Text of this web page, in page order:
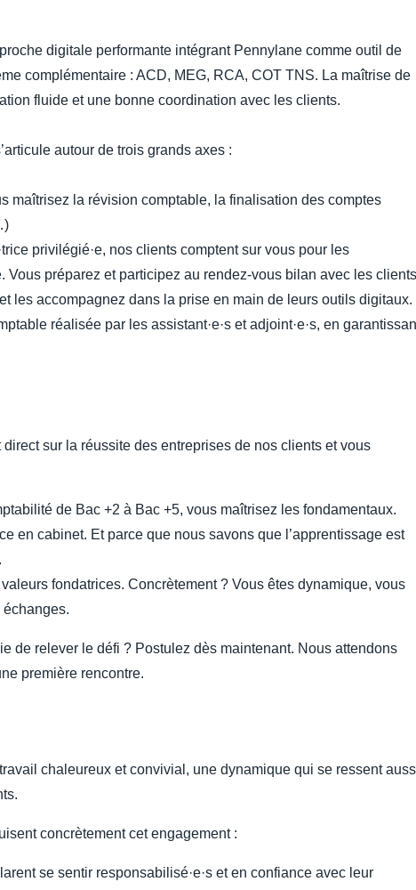
digitale performante intégrant Pennylane comme outil de
complémentaire : ACD, MEG, RCA, COT TNS. La maîtrise de
fluide et une bonne coordination avec les clients.
autour de trois grands axes :
maîtrisez la révision comptable, la finalisation des comptes
privilégié·e, nos clients comptent sur vous pour les
préparez et participez au rendez-vous bilan avec les
les accompagnez dans la prise en main de leurs outils digitaux.
réalisée par les assistant·e·s et adjoint·e·s, en
sur la réussite des entreprises de nos clients et vous
de Bac +2 à Bac +5, vous maîtrisez les fondamentaux.
en cabinet. Et parce que nous savons que l’apprentissage est
fondatrices. Concrètement ? Vous êtes dynamique, vous
de relever le défi ? Postulez dès maintenant. Nous attendons
première rencontre.
chaleureux et convivial, une dynamique qui se ressent
concrètement cet engagement :
se sentir responsabilisé·e·s et en confiance avec leur